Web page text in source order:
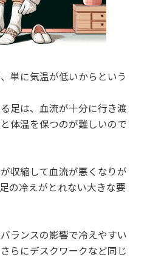
単に気温が低いからという
足は、血流が十分に行き渡
体温を保つのが難しいので
収縮して血流が悪くなりが
の冷えがとれない大きな要
ランスの影響で冷えやすい
らにデスクワークなど同じ